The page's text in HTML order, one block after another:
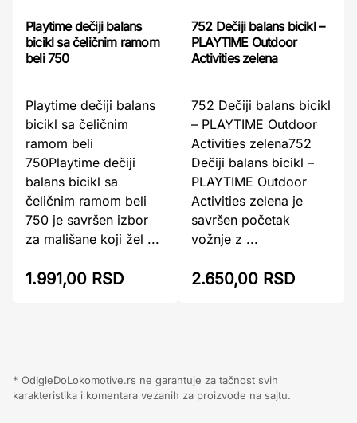
Playtime dečiji balans
bicikl sa čeličnim ramom
beli 750
Playtime dečiji balans
bicikl sa čeličnim
ramom beli
750Playtime dečiji
balans bicikl sa
čeličnim ramom beli
750 je savršen izbor
za mališane koji žel ...
1.991,00 RSD
752 Dečiji balans bicikl –
PLAYTIME Outdoor
Activities zelena
752 Dečiji balans bicikl
– PLAYTIME Outdoor
Activities zelena752
Dečiji balans bicikl –
PLAYTIME Outdoor
Activities zelena je
savršen početak
vožnje z ...
2.650,00 RSD
* OdIgleDoLokomotive.rs ne garantuje za tačnost svih
karakteristika i komentara vezanih za proizvode na sajtu.